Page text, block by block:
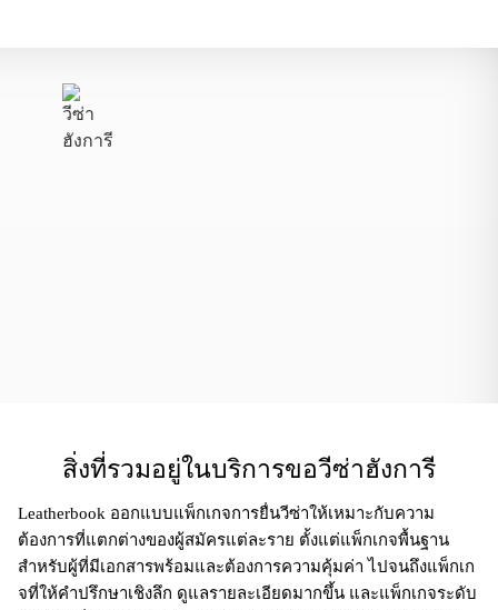
สิ่งที่รวมอยู่ในบริการขอวีซ่าฮังการี
Leatherbook ออกแบบแพ็กเกจการยื่นวีซ่าให้เหมาะกับความ
ต้องการที่แตกต่างของผู้สมัครแต่ละราย ตั้งแต่แพ็กเกจพื้นฐาน
สำหรับผู้ที่มีเอกสารพร้อมและต้องการความคุ้มค่า ไปจนถึงแพ็กเก
จที่ให้คำปรึกษาเชิงลึก ดูแลรายละเอียดมากขึ้น และแพ็กเกจระดับ